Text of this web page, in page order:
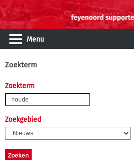
Menu
Zoekterm
Zoekterm
Zoekgebied